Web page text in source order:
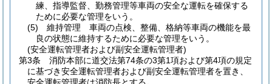
練、指導監督、勤務管理等車両の安全な運転を確保する
ために必要な管理をいう。
(5)
維持管理 車両の点検、整備、格納等車両の機能を最
良の状態に維持するために必要な管理をいう。
(安全運転管理者および副安全運転管理者)
第3条
消防本部に道交法第74条の3第1項および第4項の規定
に基づき安全運転管理者および副安全運転管理者を置き、